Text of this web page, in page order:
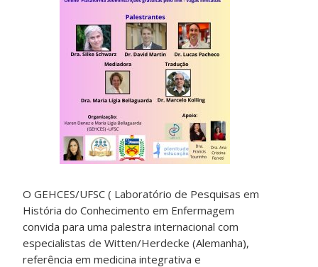
O GEHCES/UFSC ( Laboratório de Pesquisas em
História do Conhecimento em Enfermagem
convida para uma palestra internacional com
especialistas de Witten/Herdecke (Alemanha),
referência em medicina integrativa e